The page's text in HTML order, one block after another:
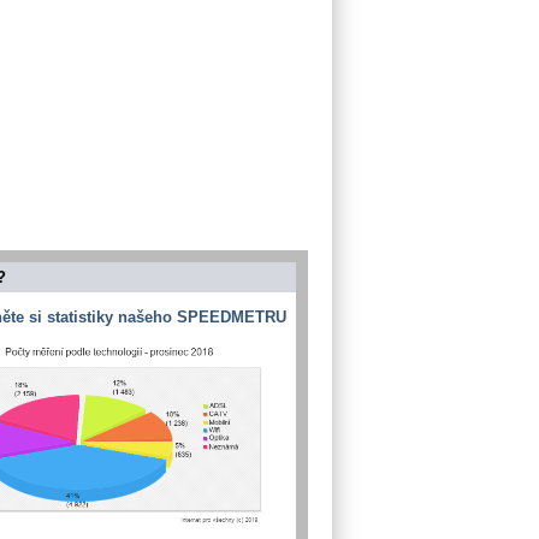
si statistiky našeho SPEEDMETRU